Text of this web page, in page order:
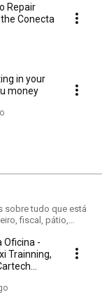
Repair
Conecta
in your
money
sobre tudo que está
fiscal, pátio,
projeto Histórias de
Oficina -
Trainning,